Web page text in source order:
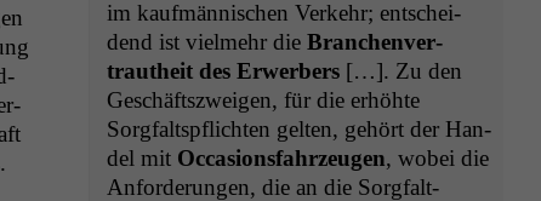
im kaufmän­nis­chen Verkehr; entschei­
dend ist vielmehr die Branchen­ver­
trautheit des Erwer­bers[…]. Zu den
Geschäft­szweigen, für die erhöhte
Sorgfalt­spflicht­en gel­ten, gehört der Han­
del mit Occa­sions­fahrzeu­gen, wobei die
Anforderun­gen, die an die Sorgfalt­